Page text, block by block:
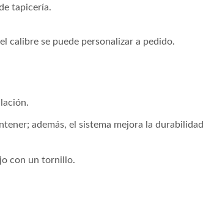
tapicería.
calibre se puede personalizar a pedido.
además, el sistema mejora la durabilidad
con un tornillo.